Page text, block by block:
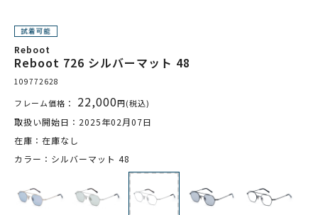
Reboot
Reboot 726 シルバーマット 48
109772628
フレーム価格： 22,000円(税込)
取扱い開始日：2025年02月07日
在庫：在庫なし
カラー：シルバーマット 48